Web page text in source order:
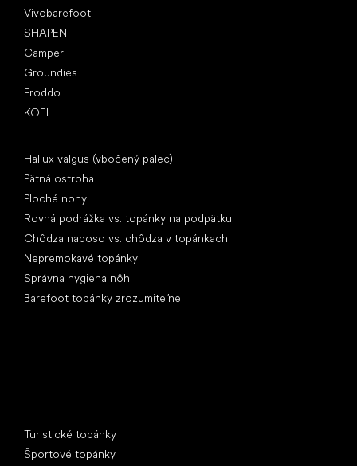
Vivobarefoot
SHAPEN
Camper
Groundies
Froddo
KOEL
Hallux valgus (vbočený palec)
Pätná ostroha
Ploché nohy
Rovná podrážka vs. topánky na podpätku
Chôdza naboso vs. chôdza v topánkach
Nepremokavé topánky
Správna hygiena nôh
Barefoot topánky zrozumiteľne
Turistické topánky
Športové topánky